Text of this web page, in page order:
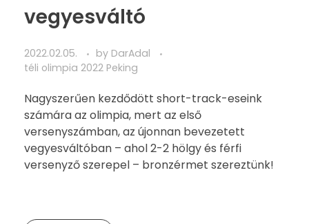
vegyesváltó
2022.02.05. by DarAdal
téli olimpia 2022 Peking
Nagyszerűen kezdődött short-track-eseink
számára az olimpia, mert az első
versenyszámban, az újonnan bevezetett
vegyesváltóban – ahol 2-2 hölgy és férfi
versenyző szerepel – bronzérmet szereztünk!